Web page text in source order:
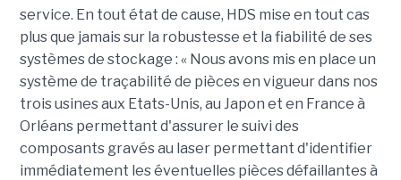
service. En tout état de cause, HDS mise en tout cas
plus que jamais sur la robustesse et la fiabilité de ses
systèmes de stockage : « Nous avons mis en place un
système de traçabilité de pièces en vigueur dans nos
trois usines aux Etats-Unis, au Japon et en France à
Orléans permettant d'assurer le suivi des
composants gravés au laser permettant d'identifier
immédiatement les éventuelles pièces défaillantes à